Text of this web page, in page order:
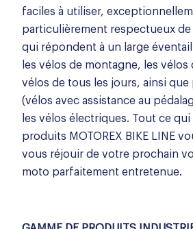
faciles à utiliser,
particulièrement respectueux de
qui répondent à un large
les vélos de montagne, les vélos
vélos de tous les jours, ainsi
(vélos avec assistance au
les vélos électriques. Tout ce
produits MOTOREX BIKE LINE
vous réjouir de votre prochain
moto parfaitement entretenue.